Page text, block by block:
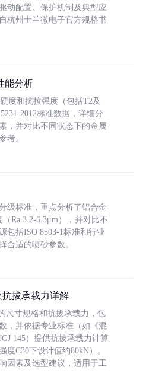
动配置、保护机制及典型应
杭州士兰微电子官方规格书
能分析
度和抗拉强度（包括T2及
2012标准数据，详细分
，并对比不同状态下的金属
考。
级标准，重点分析了铝合金
Ra 3.2-6.3μm），并对比不
包括ISO 8503-1标准和行业
合适的喷砂参数。
拔承载力详解
尺寸规格和抗拔承载力，包
，并依据专业标准（如《混
145）提供抗拔承载力计算
C30下设计值约80kN）。
因素及选型建议，适用于工